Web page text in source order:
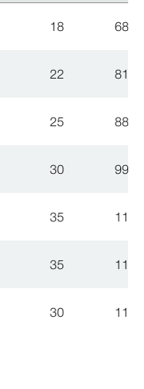
18 68
22 81
25 88
30 99
35 111
35 111
30 111